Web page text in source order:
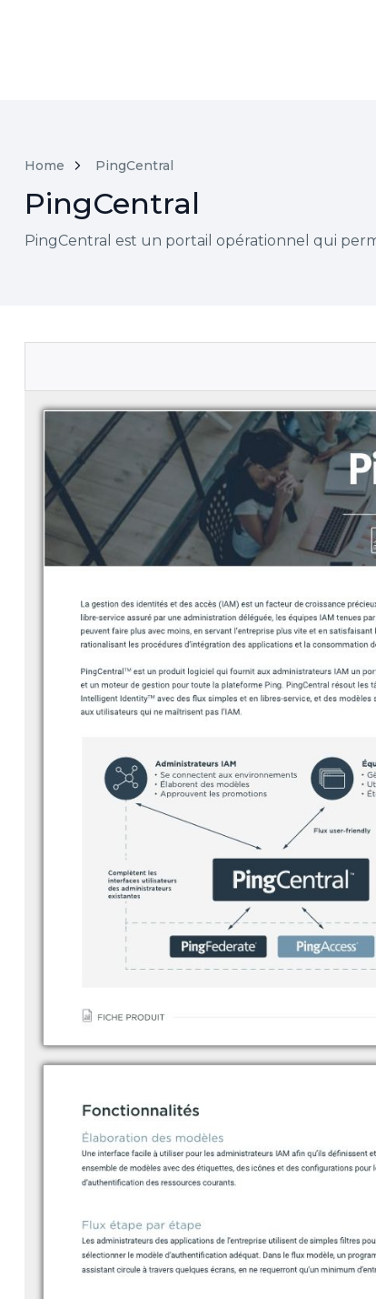
Home PingCentral
PingCentral
PingCentral est un portail opérationnel qui